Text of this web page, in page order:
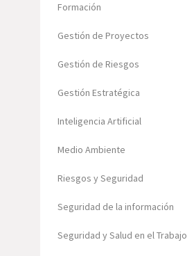
Formación
Gestión de Proyectos
Gestión de Riesgos
Gestión Estratégica
Inteligencia Artificial
Medio Ambiente
Riesgos y Seguridad
Seguridad de la información
Seguridad y Salud en el Trabajo